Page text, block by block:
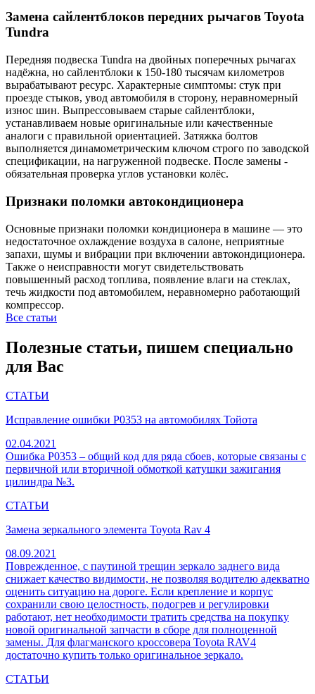
Замена сайлентблоков передних рычагов Toyota
Tundra
Передняя подвеска Tundra на двойных поперечных рычагах
надёжна, но сайлентблоки к 150-180 тысячам километров
вырабатывают ресурс. Характерные симптомы: стук при
проезде стыков, увод автомобиля в сторону, неравномерный
износ шин. Выпрессовываем старые сайлентблоки,
устанавливаем новые оригинальные или качественные
аналоги с правильной ориентацией. Затяжка болтов
выполняется динамометрическим ключом строго по заводской
спецификации, на нагруженной подвеске. После замены -
обязательная проверка углов установки колёс.
Признаки поломки автокондиционера
Основные признаки поломки кондиционера в машине — это
недостаточное охлаждение воздуха в салоне, неприятные
запахи, шумы и вибрации при включении автокондиционера.
Также о неисправности могут свидетельствовать
повышенный расход топлива, появление влаги на стеклах,
течь жидкости под автомобилем, неравномерно работающий
компрессор.
Все статьи
Полезные статьи, пишем специально
для Вас
СТАТЬИ
Исправление ошибки P0353 на автомобилях Тойота
02.04.2021
Ошибка Р0353 – общий код для ряда сбоев, которые связаны с
первичной или вторичной обмоткой катушки зажигания
цилиндра №3.
СТАТЬИ
Замена зеркального элемента Toyota Rav 4
08.09.2021
Поврежденное, с паутиной трещин зеркало заднего вида
снижает качество видимости, не позволяя водителю адекватно
оценить ситуацию на дороге. Если крепление и корпус
сохранили свою целостность, подогрев и регулировки
работают, нет необходимости тратить средства на покупку
новой оригинальной запчасти в сборе для полноценной
замены. Для флагманского кроссовера Toyota RAV4
достаточно купить только оригинальное зеркало.
СТАТЬИ